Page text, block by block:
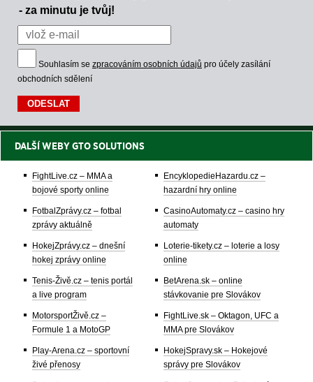
- za minutu je tvůj!
Souhlasím se zpracováním osobních údajů pro účely zasílání
obchodních sdělení
DALŠÍ WEBY GTO SOLUTIONS
FightLive.cz – MMA a
bojové sporty online
FotbalZprávy.cz – fotbal
zprávy aktuálně
HokejZprávy.cz – dnešní
hokej zprávy online
Tenis-Živě.cz – tenis portál
a live program
MotorsportŽivě.cz –
Formule 1 a MotoGP
Play-Arena.cz – sportovní
živé přenosy
EncyklopedieHazardu.cz –
hazardní hry online
CasinoAutomaty.cz – casino hry
automaty
Loterie-tikety.cz – loterie a losy
online
BetArena.sk – online
stávkovanie pre Slovákov
FightLive.sk – Oktagon, UFC a
MMA pre Slovákov
HokejSpravy.sk – Hokejové
správy pre Slovákov